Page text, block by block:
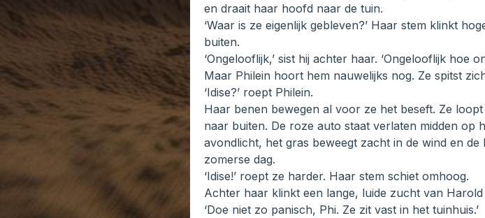
en draait haar hoofd naar de tuin.
‘Waar is ze eigenlijk gebleven?’ Haar stem klinkt
buiten.
‘Ongelooflijk,’ sist hij achter haar. ‘Ongelooflijk hoe
Maar Philein hoort hem nauwelijks nog. Ze spitst
‘Idise?’ roept Philein.
Haar benen bewegen al voor ze het beseft. Ze
naar buiten. De roze auto staat verlaten midden op
avondlicht, het gras beweegt zacht in de wind en
zomerse dag.
‘Idise!’ roept ze harder. Haar stem schiet omhoog.
Achter haar klinkt een lange, luide zucht van Harold
‘Doe niet zo panisch, Phi. Ze zit vast in het tuinhuis.’